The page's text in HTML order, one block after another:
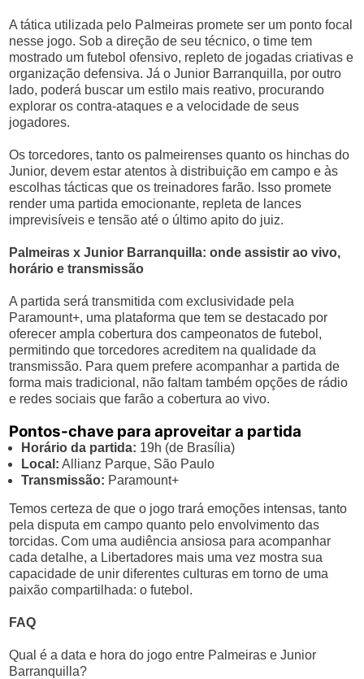
A tática utilizada pelo Palmeiras promete ser um ponto focal
nesse jogo. Sob a direção de seu técnico, o time tem
mostrado um futebol ofensivo, repleto de jogadas criativas e
organização defensiva. Já o Junior Barranquilla, por outro
lado, poderá buscar um estilo mais reativo, procurando
explorar os contra-ataques e a velocidade de seus
jogadores.
Os torcedores, tanto os palmeirenses quanto os hinchas do
Junior, devem estar atentos à distribuição em campo e às
escolhas tácticas que os treinadores farão. Isso promete
render uma partida emocionante, repleta de lances
imprevisíveis e tensão até o último apito do juiz.
Palmeiras x Junior Barranquilla: onde assistir ao vivo,
horário e transmissão
A partida será transmitida com exclusividade pela
Paramount+, uma plataforma que tem se destacado por
oferecer ampla cobertura dos campeonatos de futebol,
permitindo que torcedores acreditem na qualidade da
transmissão. Para quem prefere acompanhar a partida de
forma mais tradicional, não faltam também opções de rádio
e redes sociais que farão a cobertura ao vivo.
Pontos-chave para aproveitar a partida
Horário da partida: 19h (de Brasília)
Local: Allianz Parque, São Paulo
Transmissão: Paramount+
Temos certeza de que o jogo trará emoções intensas, tanto
pela disputa em campo quanto pelo envolvimento das
torcidas. Com uma audiência ansiosa para acompanhar
cada detalhe, a Libertadores mais uma vez mostra sua
capacidade de unir diferentes culturas em torno de uma
paixão compartilhada: o futebol.
FAQ
Qual é a data e hora do jogo entre Palmeiras e Junior
Barranquilla?